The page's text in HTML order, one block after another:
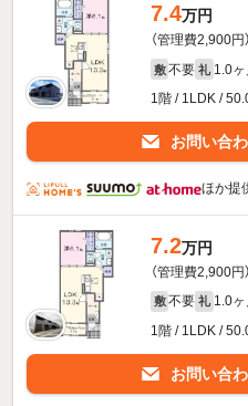
7.4万円
（管理費2,900円）
敷 不要 礼 1.0ヶ
1階 / 1LDK /
お問い合
ほか提
7.2万円
（管理費2,900円）
敷 不要 礼 1.0ヶ
1階 / 1LDK /
お問い合